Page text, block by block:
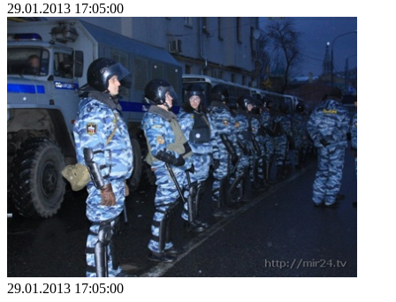
29.01.2013 17:05:00
29.01.2013 17:05:00